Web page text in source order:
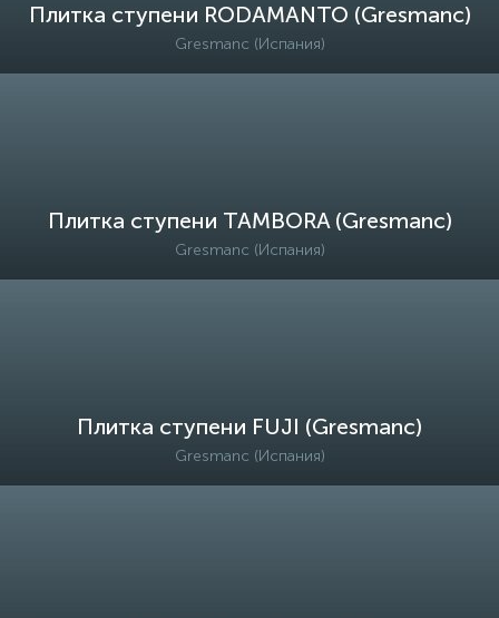
Плитка ступени RODAMANTO (Gresmanc)
Gresmanc (Испания)
Плитка ступени TAMBORA (Gresmanc)
Gresmanc (Испания)
Плитка ступени FUJI (Gresmanc)
Gresmanc (Испания)